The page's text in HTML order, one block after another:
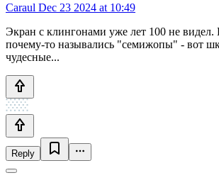
Caraul Dec 23 2024 at 10:49
Экран с клингонами уже лет 100 не видел.
почему-то назывались "семижопы" - вот
чудесные...
Reply